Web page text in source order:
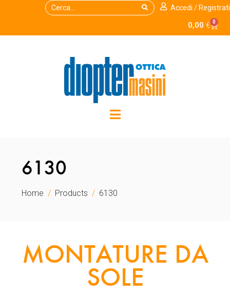
Accedi / Registrati
0,00 € 0
6130
Home Products 6130
MONTATURE DA
SOLE